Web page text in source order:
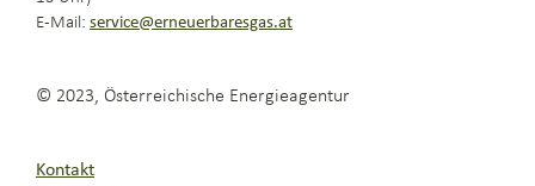
E-Mail: service@erneuerbaresgas.at
© 2023, Österreichische Energieagentur
Kontakt